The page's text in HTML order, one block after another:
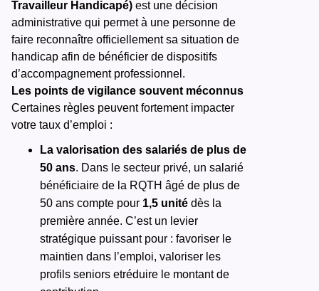
Travailleur Handicapé) est une décision
administrative qui permet à une personne de
faire reconnaître officiellement sa situation de
handicap afin de bénéficier de dispositifs
d’accompagnement professionnel.
Les points de vigilance souvent méconnus
Certaines règles peuvent fortement impacter
votre taux d’emploi :
La valorisation des salariés de plus de
50 ans. Dans le secteur privé, un salarié
bénéficiaire de la RQTH âgé de plus de
50 ans compte pour 1,5 unité dès la
première année. C’est un levier
stratégique puissant pour : favoriser le
maintien dans l’emploi, valoriser les
profils seniors etréduire le montant de